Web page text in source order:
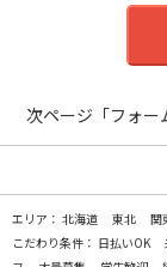
次ページ「フォー
エリア： 北海道 東北 関
こだわり条件： 日払いOK